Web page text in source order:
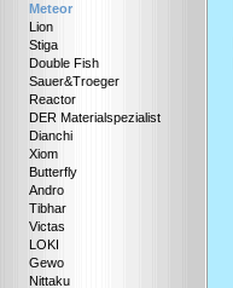
Meteor
Lion
Stiga
Double Fish
Sauer&Troeger
Reactor
DER Materialspezialist
Dianchi
Xiom
Butterfly
Andro
Tibhar
Victas
LOKI
Gewo
Nittaku